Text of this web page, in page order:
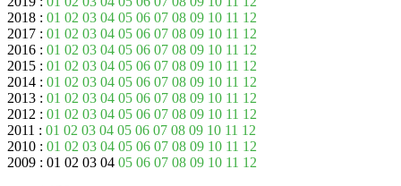
2018 : 01 02 03 04 05 06 07 08 09 10 11 12
2017 : 01 02 03 04 05 06 07 08 09 10 11 12
2016 : 01 02 03 04 05 06 07 08 09 10 11 12
2015 : 01 02 03 04 05 06 07 08 09 10 11 12
2014 : 01 02 03 04 05 06 07 08 09 10 11 12
2013 : 01 02 03 04 05 06 07 08 09 10 11 12
2012 : 01 02 03 04 05 06 07 08 09 10 11 12
2011 : 01 02 03 04 05 06 07 08 09 10 11 12
2010 : 01 02 03 04 05 06 07 08 09 10 11 12
2009 : 01 02 03 04 05 06 07 08 09 10 11 12